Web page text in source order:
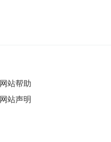
网站帮助
网站声明